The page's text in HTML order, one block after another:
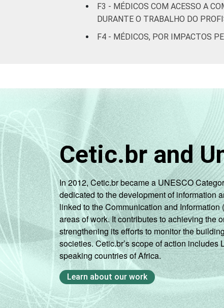
F3 - MÉDICOS COM ACESSO A
DURANTE O TRABALHO DO
F4 - MÉDICOS, POR IMPACTOS
Cetic.br and
In 2012, Cetic.br became a UNESCO
dedicated to the development of information
linked to the Communication and Information
areas of work. It contributes to achieving the
strengthening its efforts to monitor the
societies. Cetic.br’s scope of action
speaking countries of Africa.
Learn about our work